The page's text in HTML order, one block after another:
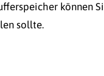
können
sollte.